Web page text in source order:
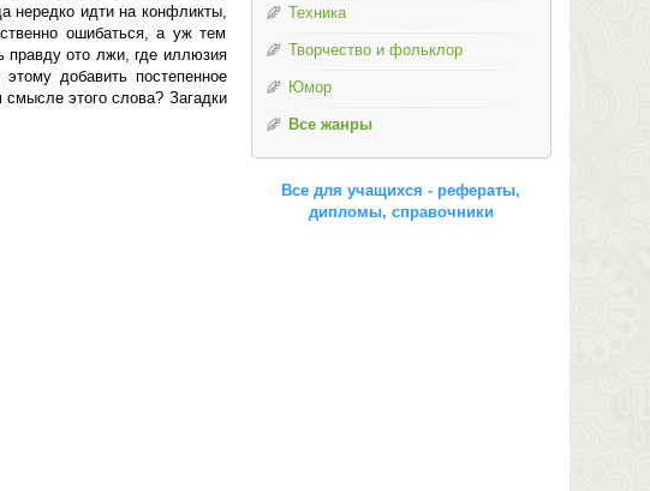
нередко идти на конфликты,
ошибаться, а уж тем
правду ото лжи, где иллюзия
добавить постепенное
этого слова? Загадки
Техника
Творчество и фольклор
Юмор
Все жанры
Все для учащихся - рефераты,
дипломы, справочники